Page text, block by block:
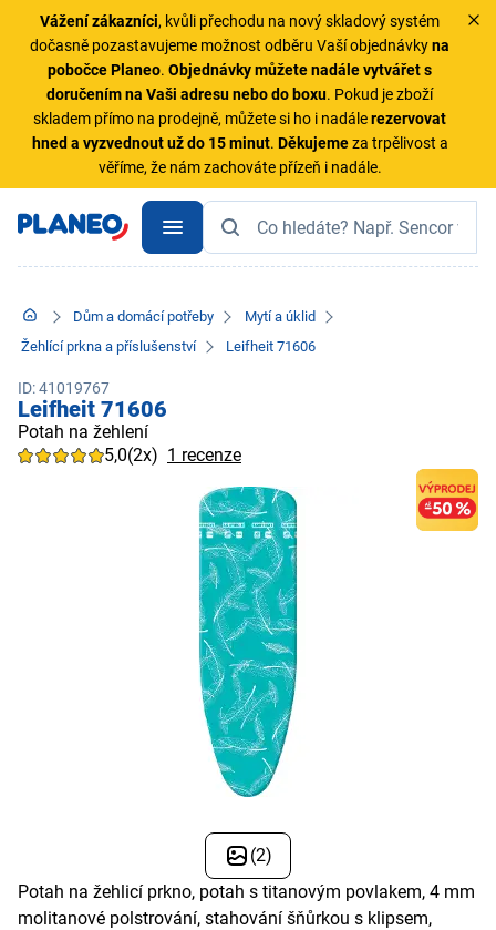
Vážení zákazníci, kvůli přechodu na nový skladový systém
dočasně pozastavujeme možnost odběru Vaší objednávkyna
pobočce Planeo.Objednávky můžete nadále vytvářet s
doručením na Vaši adresu nebo do boxu. Pokud je zboží
skladem přímo na prodejně, můžete si ho i nadálerezervovat
hned a vyzvednout už do 15 minut. Děkujemeza trpělivost a
věříme, že nám zachováte přízeň i nadále.
Dům a domácí potřeby
Mytí a úklid
Žehlící prkna a příslušenství
Leifheit 71606
ID: 41019767
Leifheit 71606
Potah na žehlení
5,0(2x) 1 recenze
(2)
Potah na žehlicí prkno, potah s titanovým povlakem, 4 mm
molitanové polstrování, stahování šňůrkou s klipsem,